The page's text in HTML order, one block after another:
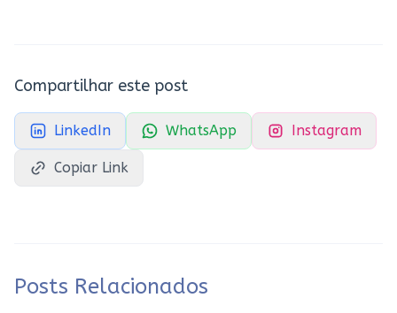
Compartilhar este post
LinkedIn WhatsApp Instagram
Copiar Link
Posts Relacionados